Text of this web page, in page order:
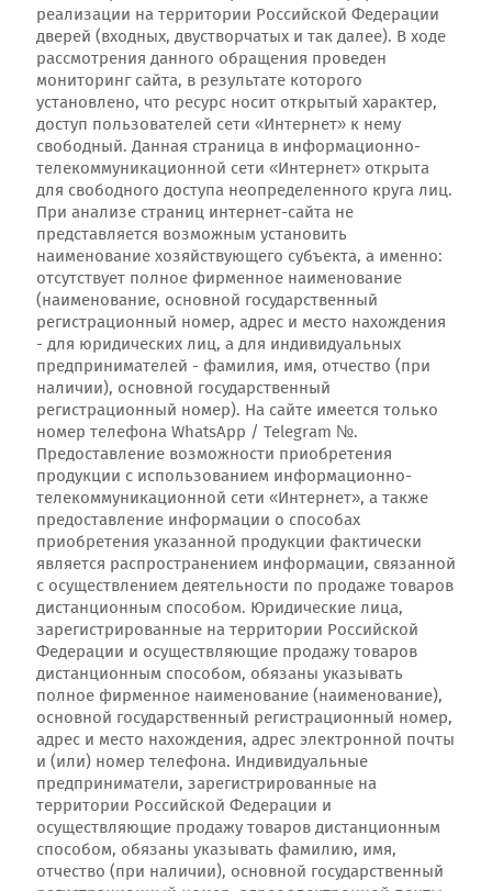
реализации на территории Российской Федерации
дверей (входных, двустворчатых и так далее). В ходе
рассмотрения данного обращения проведен
мониторинг сайта, в результате которого
установлено, что ресурс носит открытый характер,
доступ пользователей сети «Интернет» к нему
свободный. Данная страница в информационно-
телекоммуникационной сети «Интернет» открыта
для свободного доступа неопределенного круга лиц.
При анализе страниц интернет-сайта не
представляется возможным установить
наименование хозяйствующего субъекта, а именно:
отсутствует полное фирменное наименование
(наименование, основной государственный
регистрационный номер, адрес и место нахождения
- для юридических лиц, а для индивидуальных
предпринимателей - фамилия, имя, отчество (при
наличии), основной государственный
регистрационный номер). На сайте имеется только
номер телефона WhatsApp / Telegram №.
Предоставление возможности приобретения
продукции с использованием информационно-
телекоммуникационной сети «Интернет», а также
предоставление информации о способах
приобретения указанной продукции фактически
является распространением информации, связанной
с осуществлением деятельности по продаже товаров
дистанционным способом. Юридические лица,
зарегистрированные на территории Российской
Федерации и осуществляющие продажу товаров
дистанционным способом, обязаны указывать
полное фирменное наименование (наименование),
основной государственный регистрационный номер,
адрес и место нахождения, адрес электронной почты
и (или) номер телефона. Индивидуальные
предприниматели, зарегистрированные на
территории Российской Федерации и
осуществляющие продажу товаров дистанционным
способом, обязаны указывать фамилию, имя,
отчество (при наличии), основной государственный